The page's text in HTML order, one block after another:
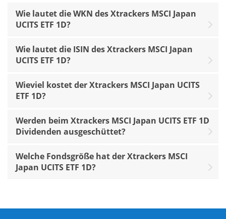
Wie lautet die WKN des Xtrackers MSCI Japan
UCITS ETF 1D?
Wie lautet die ISIN des Xtrackers MSCI Japan
UCITS ETF 1D?
Wieviel kostet der Xtrackers MSCI Japan UCITS
ETF 1D?
Werden beim Xtrackers MSCI Japan UCITS ETF 1D
Dividenden ausgeschüttet?
Welche Fondsgröße hat der Xtrackers MSCI
Japan UCITS ETF 1D?